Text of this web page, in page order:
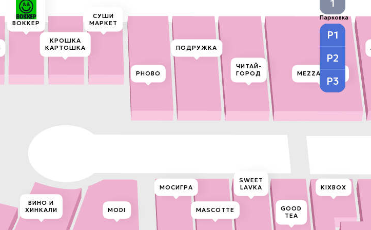
PHOBO
GOOD
TEA
ВИНО И
ХИНКАЛИ
ВОККЕР
КРОШКА
КАРТОШКА
СУШИ
МАРКЕТ
SWEET
LAVKA
MASCOTTE
МОСИГРА
MODI
ПОДРУЖКА
ЧИТАЙ-
ГОРОД
MEZZATORRE
KIXBOX
1
Парковка
P1
P2
P3
Title